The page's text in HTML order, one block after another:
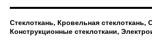
Стеклоткань, Кровельная стеклоткань,
Конструкционные стеклоткани,